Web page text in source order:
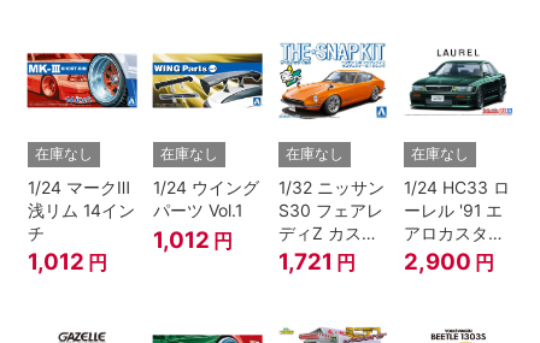
在庫なし
1/24 マークⅢ
浅リム 14イン
チ
1,012 円
在庫なし
1/24 ウイング
パーツ Vol.1
1,012 円
在庫なし
1/32 ニッサン
S30 フェアレ
ディZ カスタ
ムホイール(オ
レンジ)
1,721 円
在庫なし
1/24 HC33 ロ
ーレル '91 エ
アロカスタム
（ニッサン）
2,900 円